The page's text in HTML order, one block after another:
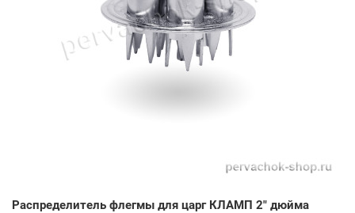
Распределитель флегмы для царг КЛАМП 2" дюйма